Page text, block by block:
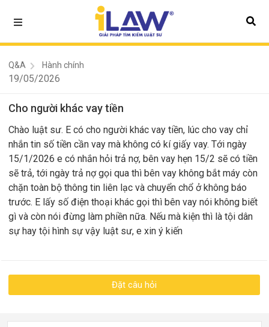
Q&A Hành chính
19/05/2026
Cho người khác vay tiền
Chào luật sư. E có cho người khác vay tiền, lúc cho vay chỉ
nhắn tin số tiền cần vay mà không có kí giấy vay. Tới ngày
15/1/2026 e có nhắn hỏi trả nợ, bên vay hẹn 15/2 sẽ có tiền
sẽ trả, tới ngày trả nợ gọi qua thì bên vay không bắt máy còn
chặn toàn bộ thông tin liên lạc và chuyển chổ ở không báo
trước. E lấy số điện thoại khác gọi thì bên vay nói không biết
gì và còn nói đừng làm phiền nữa. Nếu mà kiện thì là tội dân
sự hay tội hình sự vậy luật sư, e xin ý kiến
Đặt câu hỏi